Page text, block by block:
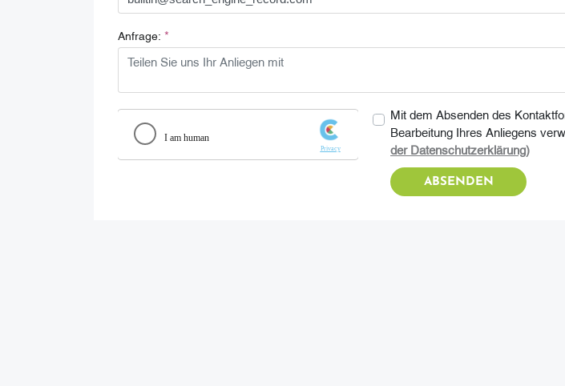
Anfrage: *
Mit dem Absenden des
Bearbeitung Ihres Anliegens
der Datenschutzerklärung)